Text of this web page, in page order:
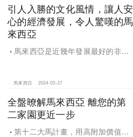
引人入勝的文化風情，讓人安
心的經濟發展，令人驚嘆的馬
來西亞
馬來西亞是近幾年發展最好的非西
馬來西亞 2024-03-27
全盤暸解馬來西亞 離您的第
二家園更近一步
第十二大馬計畫，用高附加價值創